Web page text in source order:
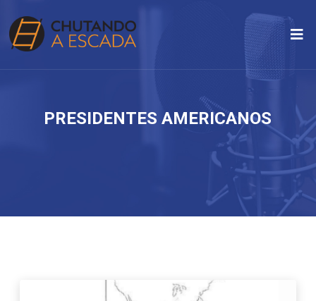
PRESIDENTES AMERICANOS